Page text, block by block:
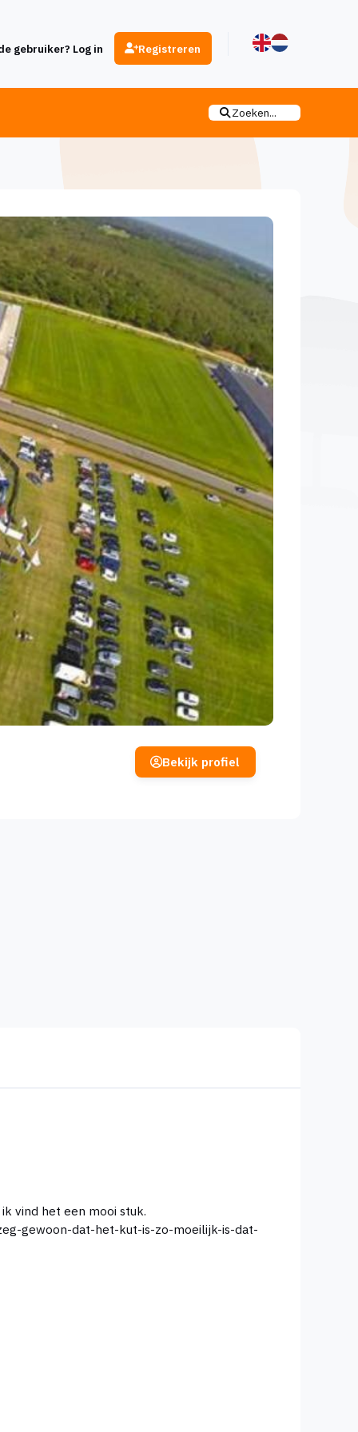
gebruiker? Log in Registreren
Zoeken...
Bekijk profiel
vind het een mooi stuk.
gewoon-dat-het-kut-is-zo-moeilijk-is-dat-